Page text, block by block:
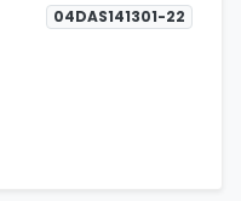
04DAS141301-22